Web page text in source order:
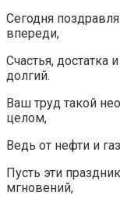
Сегодня
впереди,
Счастья, достатка
долгий.
Ваш труд такой
целом,
Ведь от нефти и
Пусть эти
мгновений,